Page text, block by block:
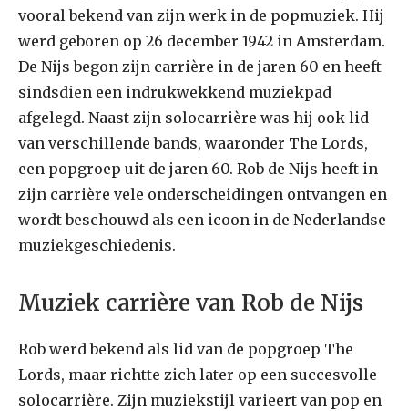
vooral bekend van zijn werk in de popmuziek. Hij
werd geboren op 26 december 1942 in Amsterdam.
De Nijs begon zijn carrière in de jaren 60 en heeft
sindsdien een indrukwekkend muziekpad
afgelegd. Naast zijn solocarrière was hij ook lid
van verschillende bands, waaronder The Lords,
een popgroep uit de jaren 60. Rob de Nijs heeft in
zijn carrière vele onderscheidingen ontvangen en
wordt beschouwd als een icoon in de Nederlandse
muziekgeschiedenis.
Muziek carrière van Rob de Nijs
Rob werd bekend als lid van de popgroep The
Lords, maar richtte zich later op een succesvolle
solocarrière. Zijn muziekstijl varieert van pop en